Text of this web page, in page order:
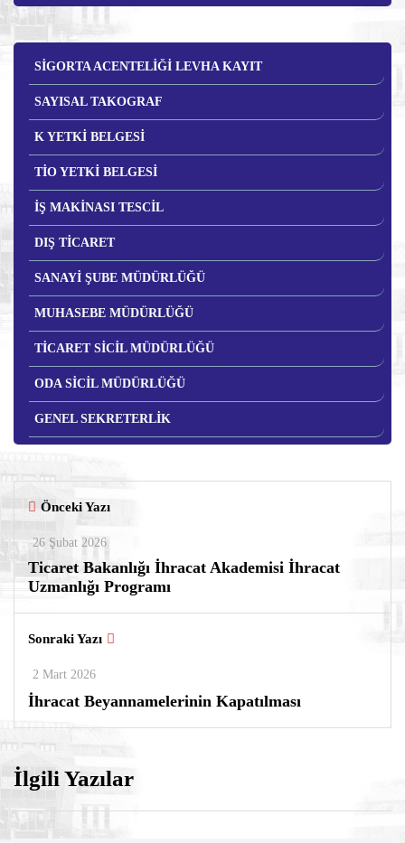
SİGORTA ACENTELİĞİ LEVHA KAYIT
SAYISAL TAKOGRAF
K YETKİ BELGESİ
TİO YETKİ BELGESİ
İŞ MAKİNASI TESCİL
DIŞ TİCARET
SANAYİ ŞUBE MÜDÜRLÜĞÜ
MUHASEBE MÜDÜRLÜĞÜ
TİCARET SİCİL MÜDÜRLÜĞÜ
ODA SİCİL MÜDÜRLÜĞÜ
GENEL SEKRETERLİK
Önceki Yazı
26 Şubat 2026
Ticaret Bakanlığı İhracat Akademisi İhracat
Uzmanlığı Programı
Sonraki Yazı
2 Mart 2026
İhracat Beyannamelerinin Kapatılması
İlgili Yazılar